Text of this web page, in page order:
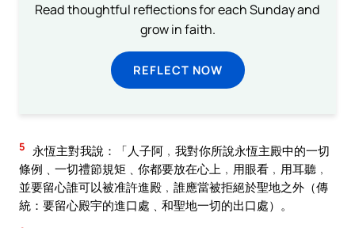
Read thoughtful reflections for each Sunday and
grow in faith.
REFLECT NOW
5
永恆主對我說：「人子阿﹐我對你所說永恆主殿中的一切
條例﹑一切禮節規矩﹑你都要放在心上﹐用眼看﹐用耳聽﹐
並要留心誰可以被准許進殿﹐誰應當被拒絕於聖地之外（傳
統：要留心殿宇的進口處﹑和聖地一切的出口處）。